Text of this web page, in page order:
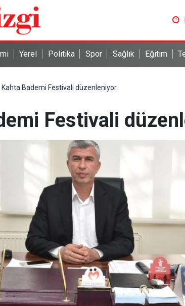
Yerel Politika Spor Sağlık Eğitim
Kahta Bademi Festivali düzenleniyor
Festivali